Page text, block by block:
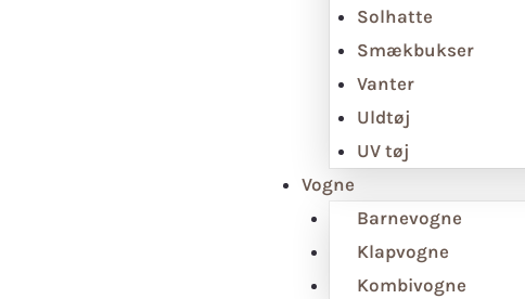
Solhatte
Smækbukser
Vanter
Uldtøj
UV tøj
Vogne
Barnevogne
Klapvogne
Kombivogne